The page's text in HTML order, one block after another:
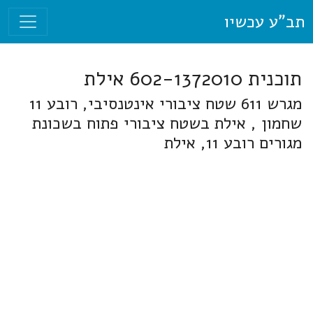
תב"ע עכשיו
תוכנית 602-1372010 אילת
מגרש 611 שטח ציבורי אינטנסיבי, רובע 11
שחמון , אילת בשטח ציבורי פתוח בשכונת
מגורים רובע 11, אילת